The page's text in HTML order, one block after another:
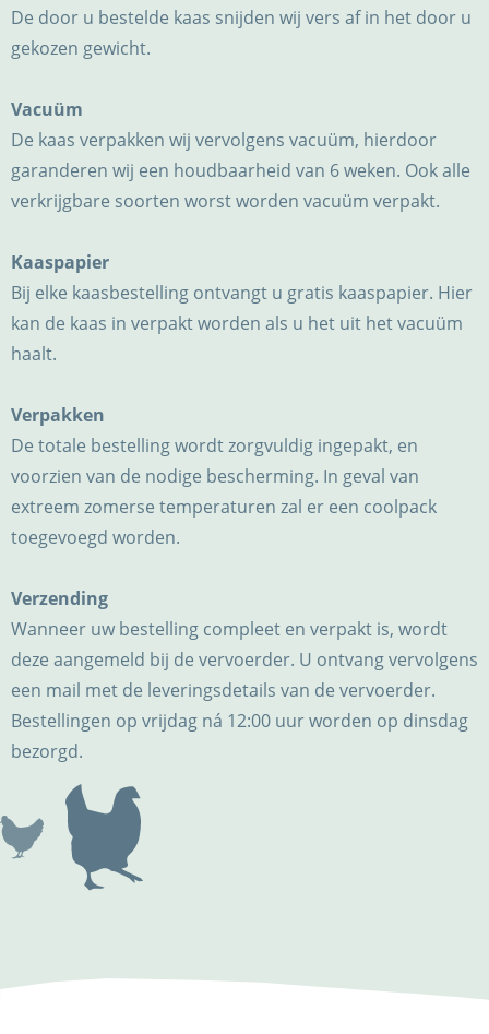
De door u bestelde kaas snijden wij vers af in het door u
gekozen gewicht.
Vacuüm
De kaas verpakken wij vervolgens vacuüm, hierdoor
garanderen wij een houdbaarheid van 6 weken. Ook alle
verkrijgbare soorten worst worden vacuüm verpakt.
Kaaspapier
Bij elke kaasbestelling ontvangt u gratis kaaspapier. Hier
kan de kaas in verpakt worden als u het uit het vacuüm
haalt.
Verpakken
De totale bestelling wordt zorgvuldig ingepakt, en
voorzien van de nodige bescherming. In geval van
extreem zomerse temperaturen zal er een coolpack
toegevoegd worden.
Verzending
Wanneer uw bestelling compleet en verpakt is, wordt
deze aangemeld bij de vervoerder. U ontvang vervolgens
een mail met de leveringsdetails van de vervoerder.
Bestellingen op vrijdag ná 12:00 uur worden op dinsdag
bezorgd.